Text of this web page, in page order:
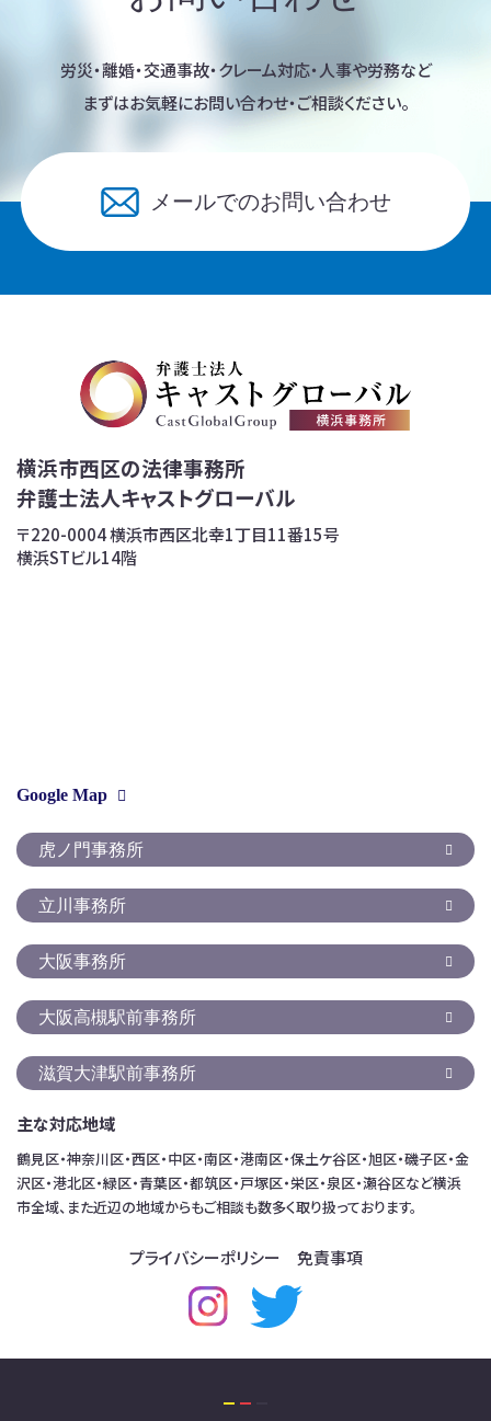
労災・離婚・交通事故・クレーム対応・人事や労務など
まずはお気軽にお問い合わせ・ご相談ください。
メールでのお問い合わせ
横浜市西区の法律事務所
弁護士法人キャストグローバル
〒220-0004 横浜市西区北幸1丁目11番15号
横浜STビル14階
Google Map
虎ノ門事務所
立川事務所
大阪事務所
大阪高槻駅前事務所
滋賀大津駅前事務所
主な対応地域
鶴見区・神奈川区・西区・中区・南区・港南区・保土ケ谷区・旭区・磯子区・金
沢区・港北区・緑区・青葉区・都筑区・戸塚区・栄区・泉区・瀬谷区など横浜
市全域、また近辺の地域からもご相談も数多く取り扱っております。
プライバシーポリシー 免責事項